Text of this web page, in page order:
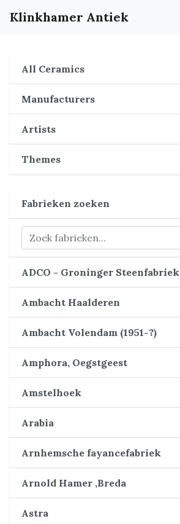
Klinkhamer Antiek
All Ceramics
Manufacturers
Artists
Themes
Fabrieken zoeken
ADCO - Groninger Steenfabriek
Ambacht Haalderen
Ambacht Volendam (1951-?)
Amphora, Oegstgeest
Amstelhoek
Arabia
Arnhemsche fayancefabriek
Arnold Hamer ,Breda
Astra